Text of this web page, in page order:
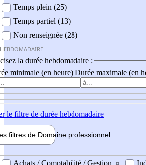
Temps plein (25)
Temps partiel (13)
Non renseignée (28)
la durée hebdomadaire :
minimale (en heure) Durée maximale (en
le filtre de durée hebdomadaire
filtres de Domaine professionnel
professionel
Achats / Comptabilité / Gestion